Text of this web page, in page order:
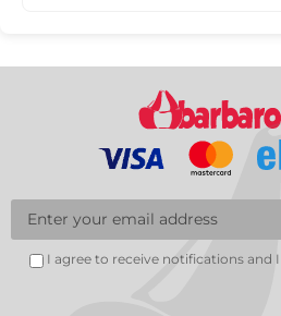
I agree to receive notifications and